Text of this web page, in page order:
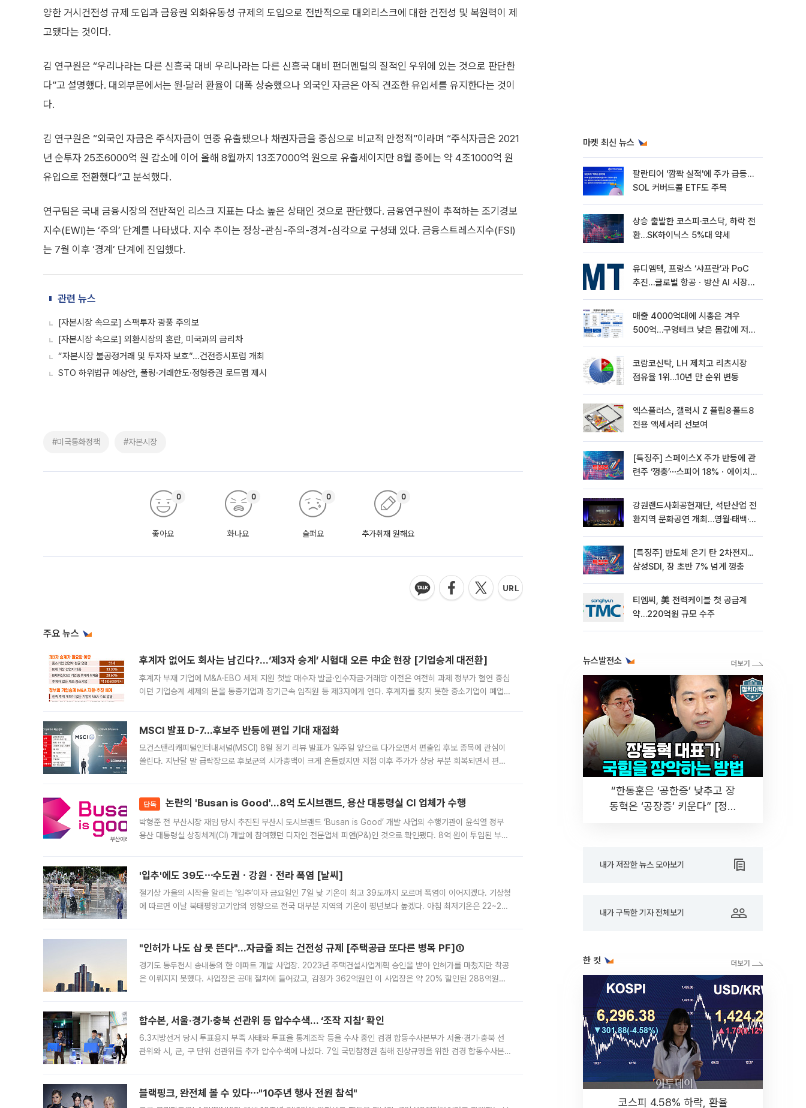
양한 거시건전성 규제 도입과 금융권 외화유동성 규제의 도입으로 전반적으로 대외리스크에 대한 건전성 및 복원력이 제
고됐다는 것이다.
김 연구원은 “우리나라는 다른 신흥국 대비 우리나라는 다른 신흥국 대비 펀더멘털의 질적인 우위에 있는 것으로 판단한
다”고 설명했다. 대외부문에서는 원·달러 환율이 대폭 상승했으나 외국인 자금은 아직 견조한 유입세를 유지한다는 것이
다.
김 연구원은 “외국인 자금은 주식자금이 연중 유출됐으나 채권자금을 중심으로 비교적 안정적”이라며 “주식자금은 2021
년 순투자 25조6000억 원 감소에 이어 올해 8월까지 13조7000억 원으로 유출세이지만 8월 중에는 약 4조1000억 원
유입으로 전환했다”고 분석했다.
연구팀은 국내 금융시장의 전반적인 리스크 지표는 다소 높은 상태인 것으로 판단했다. 금융연구원이 추적하는 조기경보
지수(EWI)는 ‘주의’ 단계를 나타냈다. 지수 추이는 정상-관심-주의-경계-심각으로 구성돼 있다. 금융스트레스지수(FSI)
는 7월 이후 ‘경계’ 단계에 진입했다.
관련 뉴스
[자본시장 속으로] 스팩투자 광풍 주의보
[자본시장 속으로] 외환시장의 혼란, 미국과의 금리차
“자본시장 불공정거래 및 투자자 보호”...건전증시포럼 개최
STO 하위법규 예상안, 풀링·거래한도·정형증권 로드맵 제시
#미국통화정책 #자본시장
좋아요
0
화나요
0
슬퍼요
0
추가취재 원해요
0
주요 뉴스
후계자 없어도 회사는 남긴다?…‘제3자 승계’ 시험대 오른 中企 현장 [기업승계 대전환]
후계자 부재 기업에 M&A·EBO 세제 지원 첫발 매수자 발굴·인수자금·거래망 이전은 여전히 과제 정부가 혈연 중심
이던 기업승계 세제의 문을 동종기업과 장기근속 임직원 등 제3자에게 연다. 후계자를 찾지 못한 중소기업이 폐업
MSCI 발표 D-7…후보주 반등에 편입 기대 재점화
모건스탠리캐피털인터내셔널(MSCI) 8월 정기 리뷰 발표가 일주일 앞으로 다가오면서 편출입 후보 종목에 관심이
쏠린다. 지난달 말 급락장으로 후보군의 시가총액이 크게 흔들렸지만 저점 이후 주가가 상당 부분 회복되면서 편입
단독 논란의 'Busan is Good'…8억 도시브랜드, 용산 대통령실 CI 업체가 수행
박형준 전 부산시장 재임 당시 추진된 부산시 도시브랜드 ‘Busan is Good’ 개발 사업의 수행기관이 윤석열 정부
용산 대통령실 상징체계(CI) 개발에 참여했던 디자인 전문업체 피앤(P&)인 것으로 확인됐다. 8억 원이 투입된 부산
'입추'에도 39도⋯수도권ㆍ강원ㆍ전라 폭염 [날씨]
절기상 가을의 시작을 알리는 ‘입추’이자 금요일인 7일 낮 기온이 최고 39도까지 오르며 폭염이 이어지겠다. 기상청
에 따르면 이날 북태평양고기압의 영향으로 전국 대부분 지역의 기온이 평년보다 높겠다. 아침 최저기온은 22~27
"인허가 나도 삽 못 뜬다"…자금줄 죄는 건전성 규제 [주택공급 또다른 병목 PF]①
경기도 동두천시 송내동의 한 아파트 개발 사업장. 2023년 주택건설사업계획 승인을 받아 인허가를 마쳤지만 착공
은 이뤄지지 못했다. 사업장은 공매 절차에 들어갔고, 감정가 362억원인 이 사업장은 약 20% 할인된 288억원에
합수본, 서울·경기·충북 선관위 등 압수수색… ‘조작 지침’ 확인
6.3지방선거 당시 투표용지 부족 사태와 투표율 통계조작 등을 수사 중인 검경 합동수사본부가 서울·경기·충북 선
관위와 시, 군, 구 단위 선관위를 추가 압수수색에 나섰다. 7일 국민참정권 침해 진상규명을 위한 검경 합동수사본
블랙핑크, 완전체 볼 수 있다⋯"10주년 행사 전원 참석"
마켓 최신 뉴스
팔란티어 '깜짝 실적'에 주가 급등…
SOL 커버드콜 ETF도 주목
상승 출발한 코스피·코스닥, 하락 전
환…SK하이닉스 5%대 약세
유디엠텍, 프랑스 ‘샤프란’과 PoC
추진…글로벌 항공ㆍ방산 AI 시장
매출 4000억대에 시총은 겨우
500억…구영테크 낮은 몸값에 저가
코람코신탁, LH 제치고 리츠시장
점유율 1위…10년 만 순위 변동
엑스플러스, 갤럭시 Z 플립8·폴드8
전용 액세서리 선보여
[특징주] 스페이스X 주가 반등에 관
련주 ‘껑충’⋯스피어 18%ㆍ에이치
강원랜드사회공헌재단, 석탄산업 전
환지역 문화공연 개최…영월·태백·삼
[특징주] 반도체 온기 탄 2차전지...
삼성SDI, 장 초반 7% 넘게 껑충
티엠씨, 美 전력케이블 첫 공급계
약…220억원 규모 수주
뉴스발전소
“한동훈은 ‘공한증’ 낮추고 장
동혁은 ‘공장증’ 키운다” [정치
내가 저장한 뉴스 모아보기
내가 구독한 기자 전체보기
한 컷
코스피 4.58% 하락, 환율